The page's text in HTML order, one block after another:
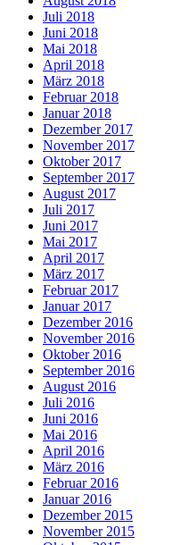
Juli 2018
Juni 2018
Mai 2018
April 2018
März 2018
Februar 2018
Januar 2018
Dezember 2017
November 2017
Oktober 2017
September 2017
August 2017
Juli 2017
Juni 2017
Mai 2017
April 2017
März 2017
Februar 2017
Januar 2017
Dezember 2016
November 2016
Oktober 2016
September 2016
August 2016
Juli 2016
Juni 2016
Mai 2016
April 2016
März 2016
Februar 2016
Januar 2016
Dezember 2015
November 2015